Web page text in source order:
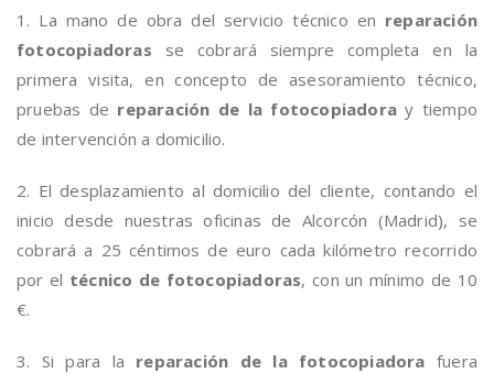
1. La mano de obra del servicio técnico en reparación
fotocopiadoras se cobrará siempre completa en la
primera visita, en concepto de asesoramiento técnico,
pruebas de reparación de la fotocopiadoray tiempo
de intervención a domicilio.
2. El desplazamiento al domicilio del cliente, contando el
inicio desde nuestras oficinas de Alcorcón (Madrid), se
cobrará a 25 céntimos de euro cada kilómetro recorrido
por el técnico de fotocopiadoras, con un mínimo de 10
€.
3. Si para la reparación de la fotocopiadora fuera